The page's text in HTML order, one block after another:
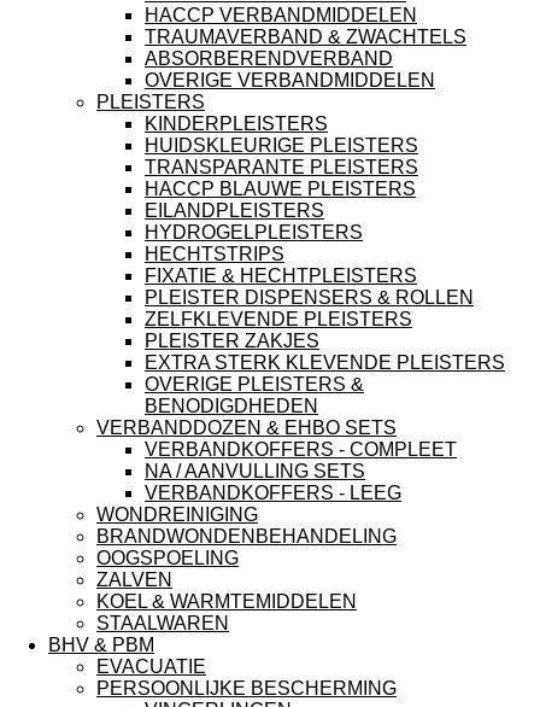
HACCP VERBANDMIDDELEN
TRAUMAVERBAND & ZWACHTELS
ABSORBERENDVERBAND
OVERIGE VERBANDMIDDELEN
PLEISTERS
KINDERPLEISTERS
HUIDSKLEURIGE PLEISTERS
TRANSPARANTE PLEISTERS
HACCP BLAUWE PLEISTERS
EILANDPLEISTERS
HYDROGELPLEISTERS
HECHTSTRIPS
FIXATIE & HECHTPLEISTERS
PLEISTER DISPENSERS & ROLLEN
ZELFKLEVENDE PLEISTERS
PLEISTER ZAKJES
EXTRA STERK KLEVENDE PLEISTERS
OVERIGE PLEISTERS &
BENODIGDHEDEN
VERBANDDOZEN & EHBO SETS
VERBANDKOFFERS - COMPLEET
NA / AANVULLING SETS
VERBANDKOFFERS - LEEG
WONDREINIGING
BRANDWONDENBEHANDELING
OOGSPOELING
ZALVEN
KOEL & WARMTEMIDDELEN
STAALWAREN
BHV & PBM
EVACUATIE
PERSOONLIJKE BESCHERMING